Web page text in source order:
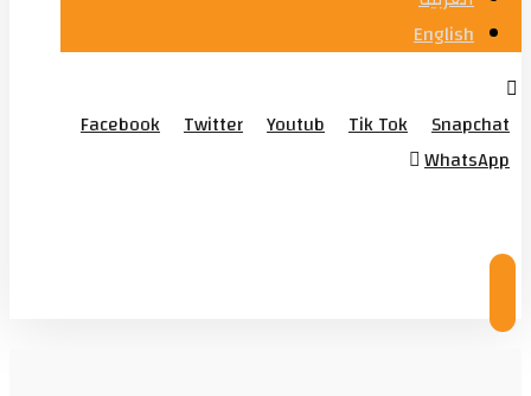
English
Facebook Twitter Youtub Tik Tok
Snapchat
WhatsApp